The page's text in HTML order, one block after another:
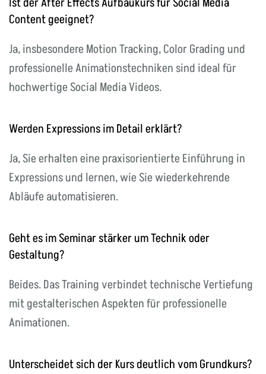
Content geeignet?
Ja, insbesondere Motion Tracking, Color Grading und
professionelle Animationstechniken sind ideal für
hochwertige Social Media Videos.
Werden Expressions im Detail erklärt?
Ja, Sie erhalten eine praxisorientierte Einführung in
Expressions und lernen, wie Sie wiederkehrende
Abläufe automatisieren.
Geht es im Seminar stärker um Technik oder
Gestaltung?
Beides. Das Training verbindet technische Vertiefung
mit gestalterischen Aspekten für professionelle
Animationen.
Unterscheidet sich der Kurs deutlich vom Grundkurs?